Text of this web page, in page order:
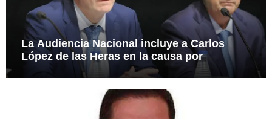
La Audiencia Nacional incluye a Carlos
López de las Heras en la causa por
presuntas irregularidades en el rescate de
112,8 millones a Tubos Reunidos